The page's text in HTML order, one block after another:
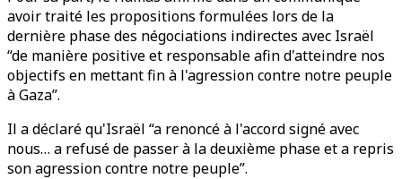
avoir traité les propositions formulées lors de la
dernière phase des négociations indirectes avec Israël
“de manière positive et responsable afin d'atteindre nos
objectifs en mettant fin à l'agression contre notre peuple
à Gaza”.
Il a déclaré qu'Israël “a renoncé à l'accord signé avec
nous… a refusé de passer à la deuxième phase et a repris
son agression contre notre peuple”.